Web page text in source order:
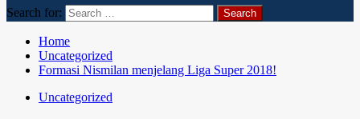
Search for:
Home
Uncategorized
Formasi Nismilan menjelang Liga Super 2018!
Uncategorized